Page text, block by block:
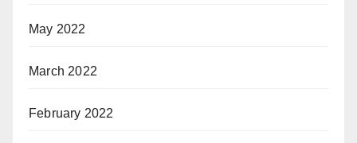
May 2022
March 2022
February 2022